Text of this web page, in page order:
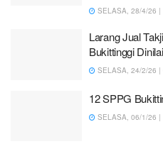
SELASA, 28/4/26 |
Larang Jual
Bukittinggi
SELASA, 24/2/26 |
12 SPPG
SELASA, 06/1/26 |